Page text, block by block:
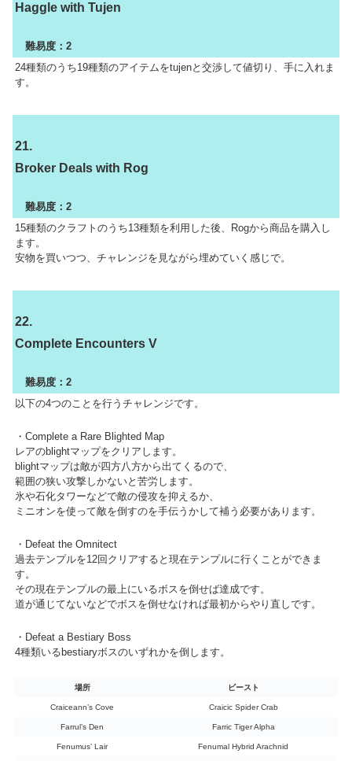
Haggle with Tujen
難易度：2
24種類のうち19種類のアイテムをtujenと交渉して値切り、手に入れま
す。
21.
Broker Deals with Rog
難易度：2
15種類のクラフトのうち13種類を利用した後、Rogから商品を購入し
ます。
安物を買いつつ、チャレンジを見ながら埋めていく感じで。
22.
Complete Encounters V
難易度：2
以下の4つのことを行うチャレンジです。
・Complete a Rare Blighted Map
レアのblightマップをクリアします。
blightマップは敵が四方八方から出てくるので、
範囲の狭い攻撃しかないと苦労します。
氷や石化タワーなどで敵の侵攻を抑えるか、
ミニオンを使って敵を倒すのを手伝うかして補う必要があります。
・Defeat the Omnitect
過去テンプルを12回クリアすると現在テンプルに行くことができま
す。
その現在テンプルの最上にいるボスを倒せば達成です。
道が通じてないなどでボスを倒せなければ最初からやり直しです。
・Defeat a Bestiary Boss
4種類いるbestiaryボスのいずれかを倒します。
場所 ビースト
Craiceann’s Cove Craicic Spider Crab
Farrul’s Den Farric Tiger Alpha
Fenumus’ Lair Fenumal Hybrid Arachnid